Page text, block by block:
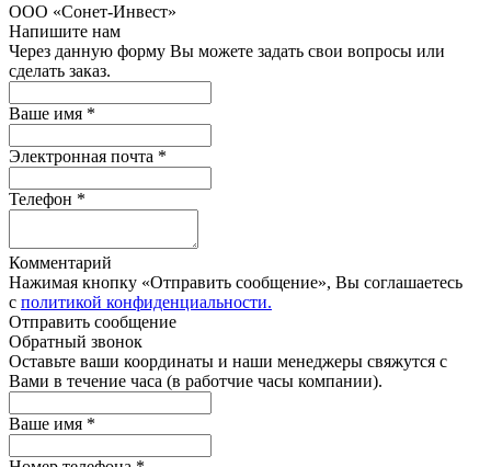
ООО «Сонет-Инвест»
Напишите нам
Через данную форму Вы можете задать свои вопросы или
сделать заказ.
Ваше имя *
Электронная почта *
Телефон *
Комментарий
Нажимая кнопку «Отправить сообщение», Вы соглашаетесь
с политикой конфиденциальности.
Отправить сообщение
Обратный звонок
Оставьте ваши координаты и наши менеджеры свяжутся с
Вами в течение часа (в работчие часы компании).
Ваше имя *